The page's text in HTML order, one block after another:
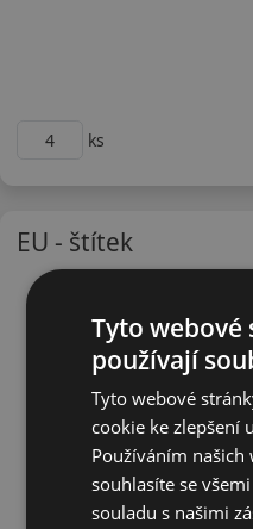
ks
EU - štítek
Tyto webové
používají
Tyto webové
cookie ke zlepšení
Používáním
souhlasíte se
souladu s našimi